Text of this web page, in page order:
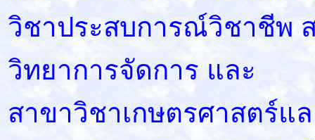
วิชาประสบการณ์วิชาชีพ
วิทยาการจัดการ และ
สาขาวิชาเกษตรศาสตร์